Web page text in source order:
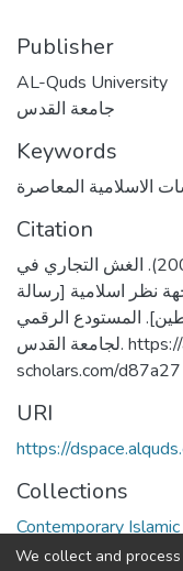
Publisher
AL-Quds University
جامعة القدس
Keywords
Citation
شاور، محمد قاسم عبد المعطي. (2007). الغش التجاري في
نظر اسلامية [رسالة
المستودع الرقمي
لجامعة القدس. https://arab-
scholars.com/d87a27
URI
https://
Collections
We collect and